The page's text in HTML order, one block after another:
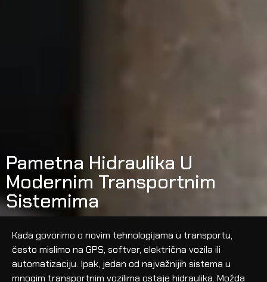
Pametna Hidraulika U
Modernim Transportnim
Sistemima
Kada govorimo o novim tehnologijama u transportu,
često mislimo na GPS, softver, električna vozila ili
automatizaciju. Ipak, jedan od najvažnijih sistema u
mnogim transportnim vozilima ostaje hidraulika. Možda